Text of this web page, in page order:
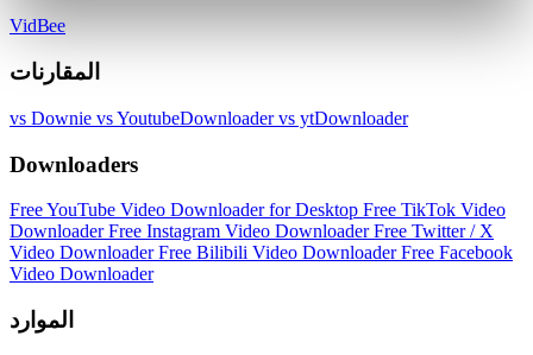
VidBee
المقارنات
vs Downie vs YoutubeDownloadervs ytDownloader
Downloaders
Free YouTube Video Downloader for Desktop Free TikTok Video
DownloaderFree Instagram Video DownloaderFree Twitter / X
Video DownloaderFree Bilibili Video DownloaderFree Facebook
Video Downloader
الموارد